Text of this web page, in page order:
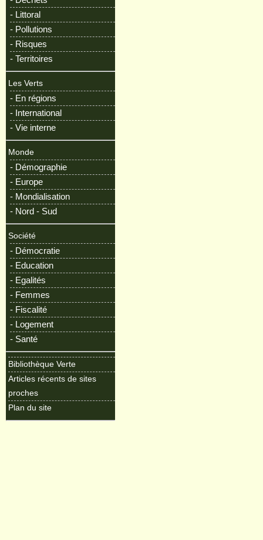
- Littoral
- Pollutions
- Risques
- Territoires
Les Verts
- En régions
- International
- Vie interne
Monde
- Démographie
- Europe
- Mondialisation
- Nord - Sud
Société
- Démocratie
- Education
- Egalités
- Femmes
- Fiscalité
- Logement
- Santé
Bibliothèque Verte
Articles récents de sites
proches
Plan du site